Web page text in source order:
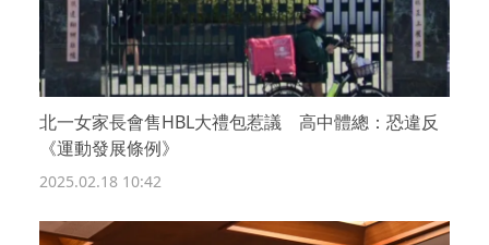
北一女家長會售HBL大禮包惹議 高中體總：恐違反
《運動發展條例》
2025.02.18 10:42